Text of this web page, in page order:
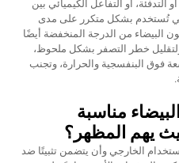
أو التفاعل الكيميائي بين
تُستخدم بشكل متكرر على مدى
البيضاء من الدرجة المنخفضة أيضًا
خطر التصفر بشكل ملحوظ،
فوق البنفسجية والحرارة، وتجنب
مناسبة
يهم المظهر؟
الخارجي وأن يتضمن تثبيتًا ضد